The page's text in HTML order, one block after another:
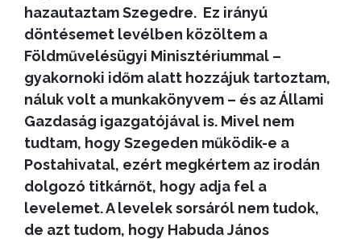
hazautaztam Szegedre. Ez irányú
döntésemet levélben közöltem a
Földművelésügyi Minisztériummal –
gyakornoki időm alatt hozzájuk tartoztam,
náluk volt a munkakönyvem – és az Állami
Gazdaság igazgatójával is. Mivel nem
tudtam, hogy Szegeden működik-e a
Postahivatal, ezért megkértem az irodán
dolgozó titkárnőt, hogy adja fel a
levelemet. A levelek sorsáról nem tudok,
de azt tudom, hogy Habuda János